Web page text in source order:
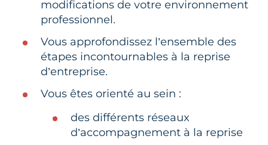
modifications de votre environnement
professionnel.
Vous approfondissez l’ensemble des
étapes incontournables à la reprise
d’entreprise.
Vous êtes orienté au sein :
des différents réseaux
d’accompagnement à la reprise